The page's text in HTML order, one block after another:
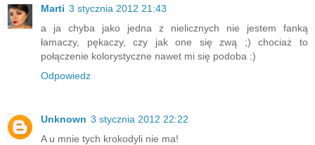
Marti 3 stycznia 2012 21:43
a ja chyba jako jedna z nielicznych nie jestem fanką
łamaczy, pękaczy, czy jak one się zwą ;) chociaż to
połączenie kolorystyczne nawet mi się podoba :)
Odpowiedz
Unknown 3 stycznia 2012 22:22
A u mnie tych krokodyli nie ma!